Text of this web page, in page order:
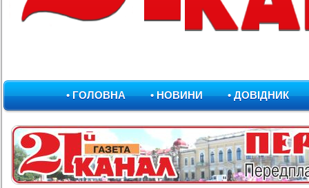
• ГОЛОВНА • НОВИНИ • ДОВІДНИК